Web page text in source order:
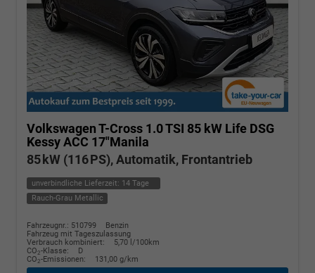
Volkswagen T-Cross 1.0 TSI 85 kW Life DSG
Kessy ACC 17"Manila
85 kW (116 PS), Automatik, Frontantrieb
unverbindliche Lieferzeit: 14 Tage
Rauch-Grau Metallic
Fahrzeugnr.: 510799
Benzin
Fahrzeug mit Tageszulassung
Verbrauch kombiniert:
5,70 l/100km
CO2-Klasse:
D
CO2-Emissionen: 131,00 g/km